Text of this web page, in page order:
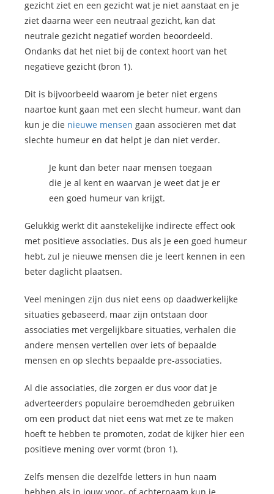
gezicht ziet en een gezicht wat je niet aanstaat en je
ziet daarna weer een neutraal gezicht, kan dat
neutrale gezicht negatief worden beoordeeld.
Ondanks dat het niet bij de context hoort van het
negatieve gezicht (bron 1).
Dit is bijvoorbeeld waarom je beter niet ergens
naartoe kunt gaan met een slecht humeur, want dan
kun je die nieuwe mensen gaan associëren met dat
slechte humeur en dat helpt je dan niet verder.
Je kunt dan beter naar mensen toegaan
die je al kent en waarvan je weet dat je er
een goed humeur van krijgt.
Gelukkig werkt dit aanstekelijke indirecte effect ook
met positieve associaties. Dus als je een goed humeur
hebt, zul je nieuwe mensen die je leert kennen in een
beter daglicht plaatsen.
Veel meningen zijn dus niet eens op daadwerkelijke
situaties gebaseerd, maar zijn ontstaan door
associaties met vergelijkbare situaties, verhalen die
andere mensen vertellen over iets of bepaalde
mensen en op slechts bepaalde pre-associaties.
Al die associaties, die zorgen er dus voor dat je
adverteerders populaire beroemdheden gebruiken
om een product dat niet eens wat met ze te maken
hoeft te hebben te promoten, zodat de kijker hier een
positieve mening over vormt (bron 1).
Zelfs mensen die dezelfde letters in hun naam
hebben als in jouw voor- of achternaam kun je